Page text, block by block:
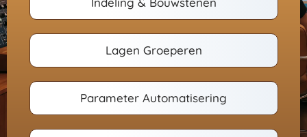
Lagen Groeperen
Parameter Automatisering